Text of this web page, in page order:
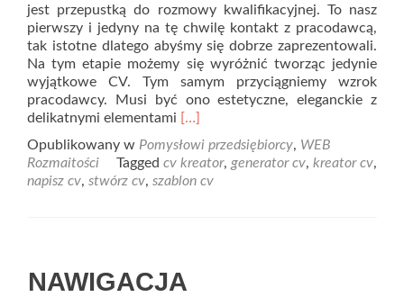
jest przepustką do rozmowy kwalifikacyjnej. To nasz
pierwszy i jedyny na tę chwilę kontakt z pracodawcą,
tak istotne dlatego abyśmy się dobrze zaprezentowali.
Na tym etapie możemy się wyróżnić tworząc jedynie
wyjątkowe CV. Tym samym przyciągniemy wzrok
pracodawcy. Musi być ono estetyczne, eleganckie z
delikatnymi elementami Read
about
Napisz
CV
wieku
[…]
Opublikowany w Pomysłowi przedsiębiorcy, WEB
Rozmaitości
Tagged cv kreator, generator cv, kreator cv,
napisz cv, stwórz cv, szablon cv
NAWIGACJA